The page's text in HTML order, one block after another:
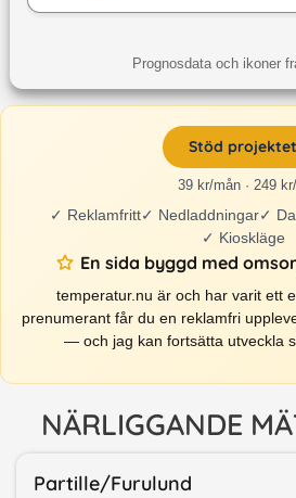
Prognosdata och ikoner
Stöd projektet
39 kr/mån · 249
✓ Reklamfritt✓ Nedladdningar✓
✓ Kioskläge
En sida byggd med
temperatur.nu är och har varit ett
prenumerant får du en reklamfri
— och jag kan fortsätta utveckla
NÄRLIGGANDE
Partille/​Furulund